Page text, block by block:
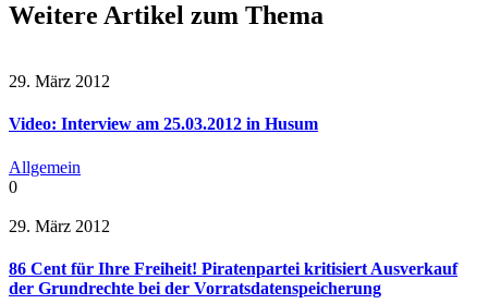
Weitere Artikel zum Thema
29. März 2012
Video: Interview am 25.03.2012 in Husum
Allgemein
0
29. März 2012
86 Cent für Ihre Freiheit! Piratenpartei kritisiert Ausverkauf
der Grundrechte bei der Vorratsdatenspeicherung